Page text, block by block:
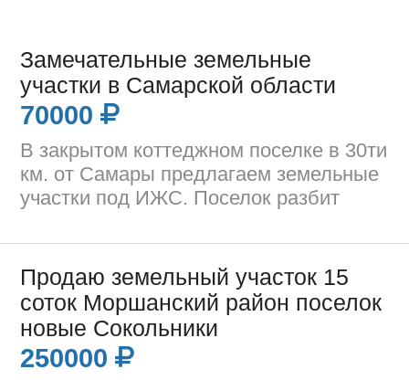
Замечательные земельные
участки в Самарской области
70000
В закрытом коттеджном поселке в 30ти
км. от Самары предлагаем земельные
участки под ИЖС. Поселок разбит
Продаю земельный участок 15
соток Моршанский район поселок
новые Сокольники
250000